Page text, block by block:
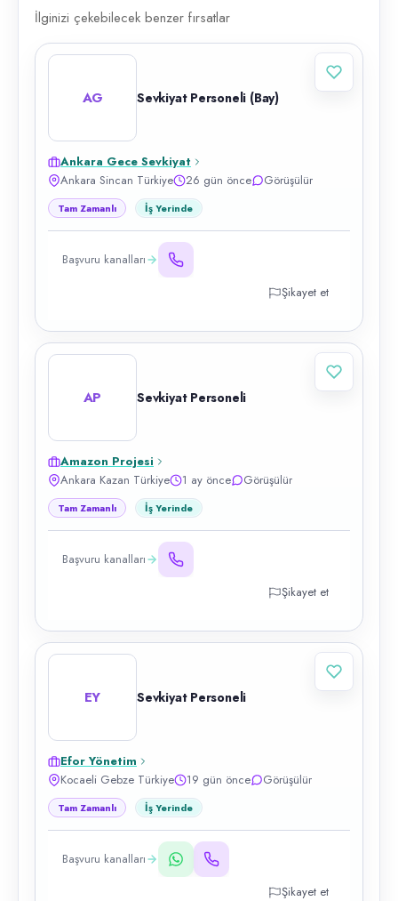
İlginizi çekebilecek benzer fırsatlar
AG Sevkiyat Personeli (Bay)
Ankara Gece Sevkiyat
Ankara Sincan Türkiye
26 gün önce Görüşülür
Tam Zamanlı İş Yerinde
Başvuru kanalları
Şikayet et
AP Sevkiyat Personeli
Amazon Projesi
Ankara Kazan Türkiye
1 ay önce Görüşülür
Tam Zamanlı İş Yerinde
Başvuru kanalları
Şikayet et
EY Sevkiyat Personeli
Efor Yönetim
Kocaeli Gebze Türkiye
19 gün önce Görüşülür
Tam Zamanlı İş Yerinde
Başvuru kanalları
Şikayet et